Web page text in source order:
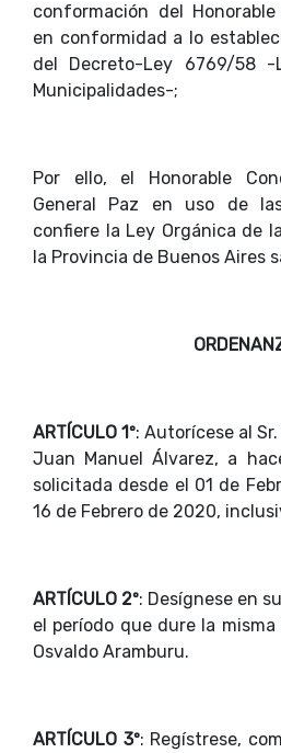
conformación del
en conformidad a lo
del Decreto-Ley 6769/58 -
Municipalidades-;
Por ello, el Honorable
General Paz en uso de
confiere la Ley Orgánica de
la Provincia de Buenos Aires
ARTÍCULO 1º: Autorícese al
Juan Manuel Álvarez, a
solicitada desde el 01 de
16 de Febrero de 2020,
ARTÍCULO 2º: Desígnese en
el período que dure la misma
Osvaldo Aramburu.
ARTÍCULO 3º: Regístrese,